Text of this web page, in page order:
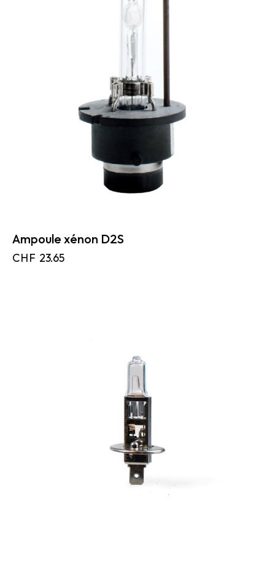
Ampoule xénon D2S
CHF 23.65